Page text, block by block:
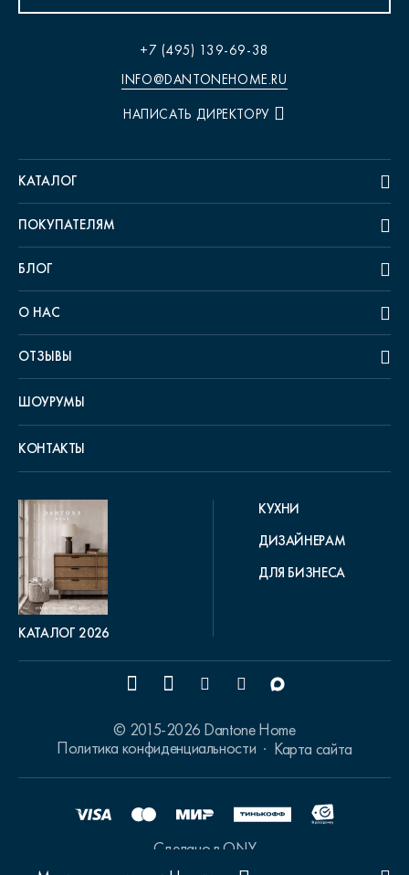
+7 (495) 139-69-38
INFO@DANTONEHOME.RU
НАПИСАТЬ ДИРЕКТОРУ
КАТАЛОГ
ПОКУПАТЕЛЯМ
БЛОГ
О НАС
ОТЗЫВЫ
ШОУРУМЫ
КОНТАКТЫ
КАТАЛОГ 2026
КУХНИ
ДИЗАЙНЕРАМ
ДЛЯ БИЗНЕСА
© 2015-2026 Dantone Home
Политика конфиденциальности
Карта сайта
Сделано в ONY